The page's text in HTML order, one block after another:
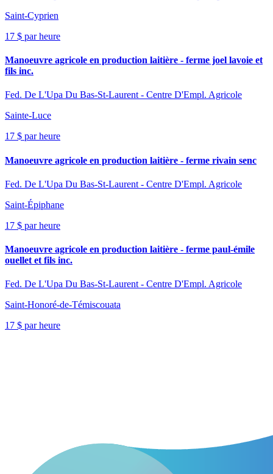
Saint-Cyprien
17 $ par heure
Manoeuvre agricole en production laitière - ferme joel lavoie et
fils inc.
Fed. De L'Upa Du Bas-St-Laurent - Centre D'Empl. Agricole
Sainte-Luce
17 $ par heure
Manoeuvre agricole en production laitière - ferme rivain senc
Fed. De L'Upa Du Bas-St-Laurent - Centre D'Empl. Agricole
Saint-Épiphane
17 $ par heure
Manoeuvre agricole en production laitière - ferme paul-émile
ouellet et fils inc.
Fed. De L'Upa Du Bas-St-Laurent - Centre D'Empl. Agricole
Saint-Honoré-de-Témiscouata
17 $ par heure